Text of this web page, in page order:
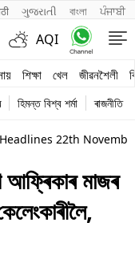
ગુજરાતી বাংলা ਪੰਜਾਬੀ
AQI
শিক্ষা খেল জীৱনশৈলী
হিমন্ত বিশ্ব শৰ্মা ৰাজনীতি
22th
মাজৰ